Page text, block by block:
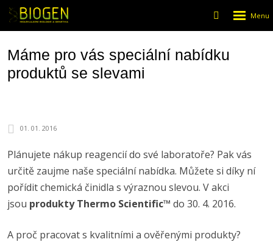
Vyhledávání
menu
Máme pro vás speciální nabídku
produktů se slevami
01. 01. 2016
Plánujete nákup reagencií do své laboratoře? Pak vás
určitě zaujme naše speciální nabídka. Můžete si díky ní
pořídit chemická činidla s výraznou slevou. V akci
jsou produkty Thermo Scientific™ do 30. 4. 2016.
A proč pracovat s kvalitními a ověřenými produkty?